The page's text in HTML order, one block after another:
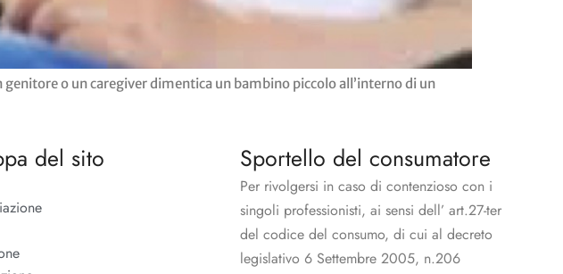
o un caregiver dimentica un bambino piccolo all’interno di un
del sito Sportello del consumatore
Per rivolgersi in caso di contenzioso con i
singoli professionisti, ai sensi dell’ art.27-ter
del codice del consumo, di cui al decreto
legislativo 6 Settembre 2005, n.206